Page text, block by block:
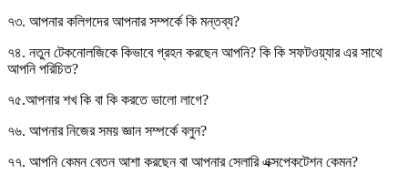
৭৩. আপনার কলিগদের আপনার সম্পর্কে কি মন্তব্য?
৭৪. নতুন টেকনোলজিকে কিভাবে গ্রহন করছেন আপনি? কি কি সফটওয়্যার এর সাথে
আপনি পরিচিত?
৭৫.আপনার শখ কি বা কি করতে ভালো লাগে?
৭৬. আপনার নিজের সময় জ্ঞান সম্পর্কে বলুন?
৭৭. আপনি কেমন বেতন আশা করছেন বা আপনার সেলারি এক্সপেকটেশন কেমন?